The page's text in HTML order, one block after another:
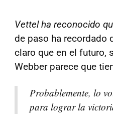
Vettel ha reconocido
de paso ha recordado
claro que en el futuro,
Webber parece que
Probablemente, lo
para lograr la